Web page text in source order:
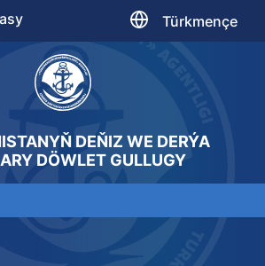
Türkmençe
DEŇIZ WE DERÝA
DÖWLET GULLUGY